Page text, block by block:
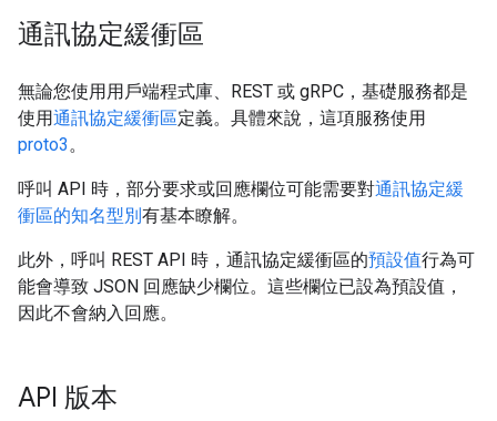
通訊協定緩衝區
無論您使用用戶端程式庫、REST 或 gRPC，基礎服務都是
使用通訊協定緩衝區定義。具體來說，這項服務使用
proto3。
呼叫 API 時，部分要求或回應欄位可能需要對通訊協定緩
衝區的知名型別有基本瞭解。
此外，呼叫 REST API 時，通訊協定緩衝區的預設值行為可
能會導致 JSON 回應缺少欄位。這些欄位已設為預設值，
因此不會納入回應。
API 版本